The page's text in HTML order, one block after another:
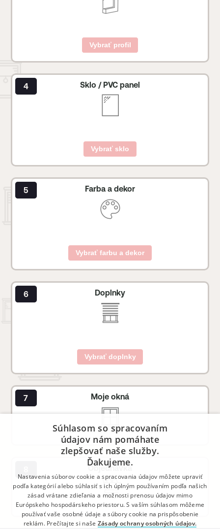
Vybrať profil
Sklo / PVC panel
Vybrať sklo
Farba a dekor
Vybrať farbu a dekor
Doplnky
Vybrať doplnky
Moje okná
Objednávka
Súhlasom so spracovaním
údajov nám pomáhate
zlepšovať naše služby.
Ďakujeme.
Nastavenia súborov cookie a spracovania údajov môžete upraviť
podľa kategórií alebo súhlasiť s ich úplným používaním podľa našich
zásad vrátane zdieľania a možnosti prenosu údajov mimo
Európskeho hospodárskeho priestoru. S vaším súhlasom môžeme
používať vaše osobné údaje a súbory cookie na prispôsobenie
reklám. Prečítajte si naše Zásady ochrany osobných údajov.